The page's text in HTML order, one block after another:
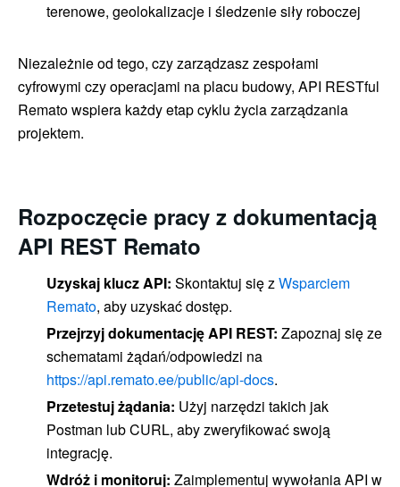
terenowe, geolokalizacje i śledzenie siły roboczej
Niezależnie od tego, czy zarządzasz zespołami
cyfrowymi czy operacjami na placu budowy, API RESTful
Remato wspiera każdy etap cyklu życia zarządzania
projektem.
Rozpoczęcie pracy z dokumentacją
API REST Remato
Uzyskaj klucz API: Skontaktuj się zWsparciem
Remato, aby uzyskać dostęp.
Przejrzyj dokumentację API REST: Zapoznaj się ze
schematami żądań/odpowiedzi na
https://api.remato.ee/public/api-docs.
Przetestuj żądania: Użyj narzędzi takich jak
Postman lub CURL, aby zweryfikować swoją
integrację.
Wdróż i monitoruj: Zaimplementuj wywołania API w